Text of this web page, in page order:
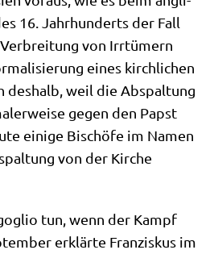
16. Jahr­hun­derts der Fall
von Irr­tü­mern
eines kirch­li­chen
des­halb, weil die Abspal­tung
gegen den Papst
eini­ge Bischö­fe im Namen
von der Kir­che
tun, wenn der Kampf
erklär­te Fran­zis­kus im